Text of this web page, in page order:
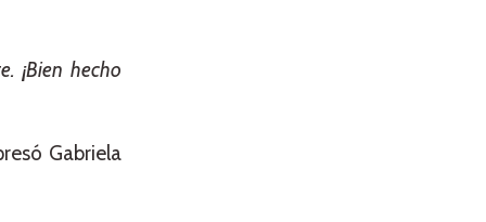
¡Bien hecho
Gabriela